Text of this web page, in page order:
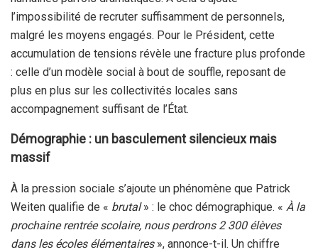
l’impossibilité de recruter suffisamment de personnels,
malgré les moyens engagés. Pour le Président, cette
accumulation de tensions révèle une fracture plus profonde
: celle d’un modèle social à bout de souffle, reposant de
plus en plus sur les collectivités locales sans
accompagnement suffisant de l’État.
Démographie : un basculement silencieux mais
massif
À la pression sociale s’ajoute un phénomène que Patrick
Weiten qualifie de « brutal» : le choc démographique. « À la
prochaine rentrée scolaire, nous perdrons 2 300 élèves
dans les écoles élémentaires », annonce-t-il. Un chiffre